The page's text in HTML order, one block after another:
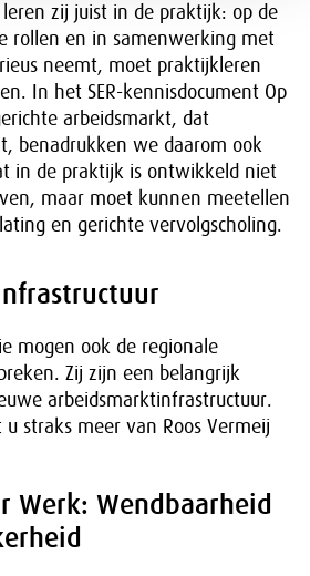
zij juist in de praktijk: op de
rollen en in samenwerking met
neemt, moet praktijkleren
In het SER-kennisdocument Op
arbeidsmarkt, dat
benadrukken we daarom ook
in de praktijk is ontwikkeld niet
maar moet kunnen meetellen
en gerichte vervolgscholing.
mogen ook de regionale
Zij zijn een belangrijk
arbeidsmarktinfrastructuur.
straks meer van Roos Vermeij
Werk: Wendbaarheid